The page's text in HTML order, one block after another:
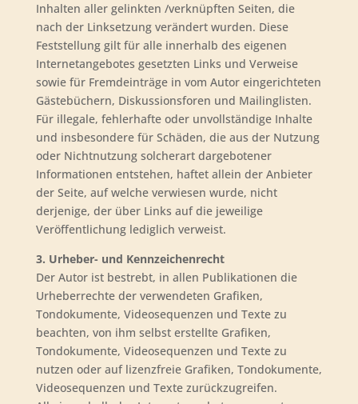
Inhalten aller gelinkten /verknüpften Seiten, die
nach der Linksetzung verändert wurden. Diese
Feststellung gilt für alle innerhalb des eigenen
Internetangebotes gesetzten Links und Verweise
sowie für Fremdeinträge in vom Autor eingerichteten
Gästebüchern, Diskussionsforen und Mailinglisten.
Für illegale, fehlerhafte oder unvollständige Inhalte
und insbesondere für Schäden, die aus der Nutzung
oder Nichtnutzung solcherart dargebotener
Informationen entstehen, haftet allein der Anbieter
der Seite, auf welche verwiesen wurde, nicht
derjenige, der über Links auf die jeweilige
Veröffentlichung lediglich verweist.
3. Urheber- und Kennzeichenrecht
Der Autor ist bestrebt, in allen Publikationen die
Urheberrechte der verwendeten Grafiken,
Tondokumente, Videosequenzen und Texte zu
beachten, von ihm selbst erstellte Grafiken,
Tondokumente, Videosequenzen und Texte zu
nutzen oder auf lizenzfreie Grafiken, Tondokumente,
Videosequenzen und Texte zurückzugreifen.